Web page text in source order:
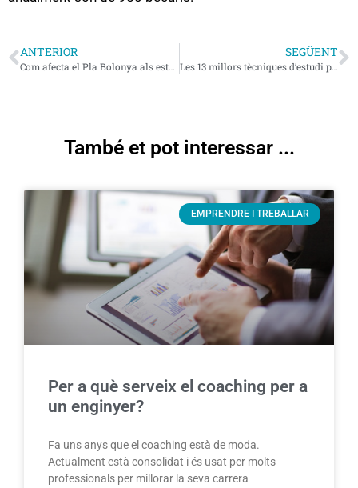
ANTERIOR
Com afecta el Pla Bolonya als estudis d’enginyeria?
SEGÜENT
Les 13 millors tècniques d’estudi per a universitaris enginyers
També et pot interessar ...
EMPRENDRE I TREBALLAR
Per a què serveix el coaching per a
un enginyer?
Fa uns anys que el coaching està de moda.
Actualment està consolidat i és usat per molts
professionals per millorar la seva carrera